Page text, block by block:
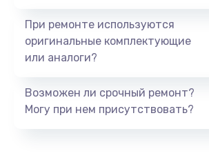
Заказать
от 880 руб.
При ремонте используются
оригинальные комплектующие
или аналоги?
Возможен ли срочный ремонт?
Могу при нем присутствовать?